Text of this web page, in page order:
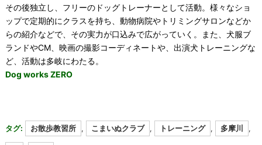
その後独立し、フリーのドッグトレーナーとして活動。様々なショ
ップで定期的にクラスを持ち、動物病院やトリミングサロンなどか
らの紹介などで、その実力が口込みで広がっていく。また、犬服ブ
ランドやCM、映画の撮影コーディネートや、出演犬トレーニングな
ど、活動は多岐にわたる。
Dog works ZERO
タグ: お散歩教習所 , こまいぬクラブ , トレーニング , 多摩川 ,